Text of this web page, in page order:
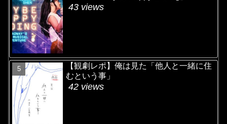
43 views
【観劇レポ】俺は見た「他人と一緒に住
むという事」
42 views